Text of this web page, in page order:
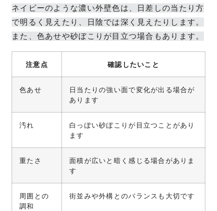
ネイビーのような濃い外壁色は、日差しの当たり方
で明るく見えたり、日陰では深く見えたりします。
また、色あせや砂ぼこりが目立つ場合もあります。
注意点 確認したいこと
色あせ
日当たりの強い面で変化が出る場合が
あります
汚れ
白っぽい砂ぼこりが目立つことがあり
ます
重たさ
面積が広いと暗く感じる場合がありま
す
周囲との
調和
街並みや外構とのバランスも大切です